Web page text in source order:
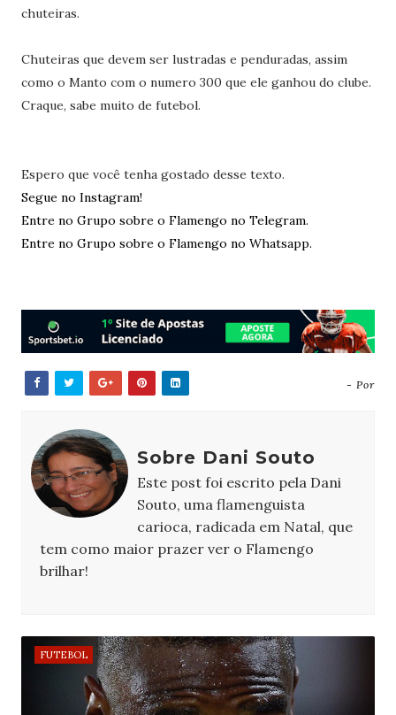
chuteiras.
Chuteiras que devem ser lustradas e penduradas, assim
como o Manto com o numero 300 que ele ganhou do clube.
Craque, sabe muito de futebol.
Espero que você tenha gostado desse texto.
Segue no Instagram!
Entre no Grupo sobre o Flamengo no Telegram.
Entre no Grupo sobre o Flamengo no Whatsapp.
- Por
Sobre Dani Souto
Este post foi escrito pela Dani
Souto, uma flamenguista
carioca, radicada em Natal, que
tem como maior prazer ver o Flamengo
brilhar!
FUTEBOL